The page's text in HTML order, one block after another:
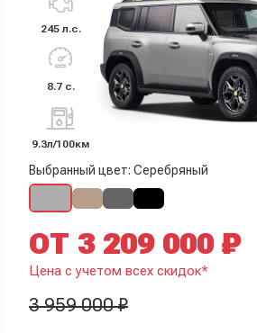
245 л.с.
8.7 с.
9.3л/100км
Выбранный цвет: Серебряный
ОТ 3 209 000 ₽
Цена с учетом всех скидок*
3 959 000 ₽